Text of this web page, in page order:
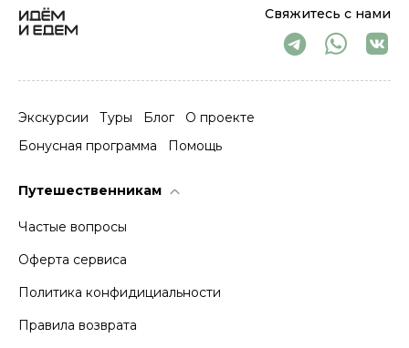
Свяжитесь с нами
Экскурсии Туры Блог
О проекте
Бонусная программа
Помощь
Путешественникам
Частые вопросы
Оферта сервиса
Политика конфидициальности
Правила возврата